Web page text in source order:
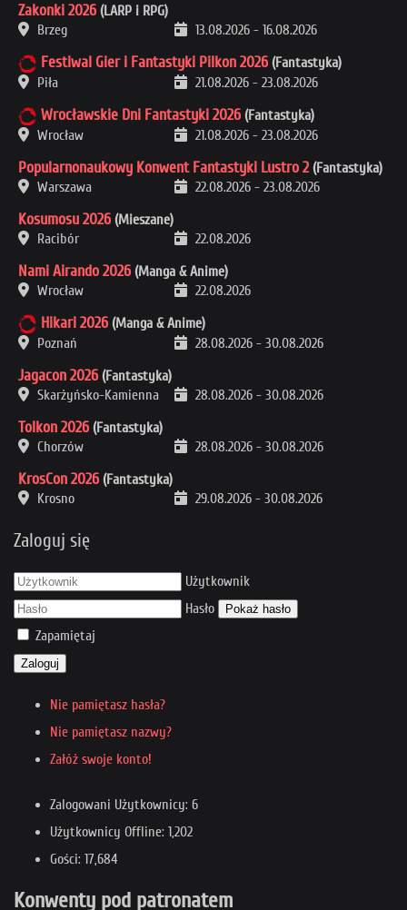
Zakonki 2026 (LARP i RPG)
Brzeg
13.08.2026 - 16.08.2026
Festiwal Gier i Fantastyki Pilkon 2026 (Fantastyka)
Piła
21.08.2026 - 23.08.2026
Wrocławskie Dni Fantastyki 2026 (Fantastyka)
Wrocław
21.08.2026 - 23.08.2026
Popularnonaukowy Konwent Fantastyki Lustro 2 (Fantastyka)
Warszawa
22.08.2026 - 23.08.2026
Kosumosu 2026 (Mieszane)
Racibór
22.08.2026
Nami Airando 2026 (Manga & Anime)
Wrocław
22.08.2026
Hikari 2026 (Manga & Anime)
Poznań
28.08.2026 - 30.08.2026
Jagacon 2026 (Fantastyka)
Skarżyńsko-Kamienna
28.08.2026 - 30.08.2026
Tolkon 2026 (Fantastyka)
Chorzów
28.08.2026 - 30.08.2026
KrosCon 2026 (Fantastyka)
Krosno
29.08.2026 - 30.08.2026
Zaloguj się
Użytkownik
Hasło
Pokaż hasło
Zapamiętaj
Zaloguj
Nie pamiętasz hasła?
Nie pamiętasz nazwy?
Załóż swoje konto!
Zalogowani Użytkownicy: 6
Użytkownicy Offline: 1,202
Gości: 17,684
Konwenty pod patronatem